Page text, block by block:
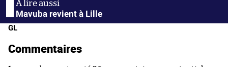
Mavuba revient à Lille
GL
Commentaires